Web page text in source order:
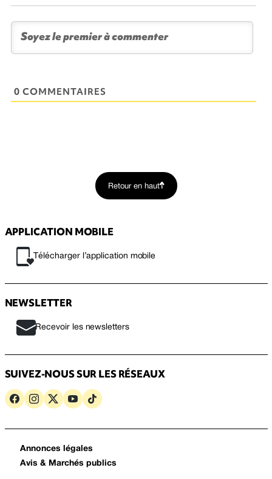
0 COMMENTAIRES
Retour en haut
APPLICATION MOBILE
Télécharger l’application mobile
NEWSLETTER
Recevoir les newsletters
SUIVEZ-NOUS SUR LES RÉSEAUX
Annonces légales
Avis & Marchés publics